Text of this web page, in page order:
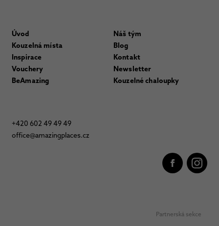
Úvod
Kouzelná místa
Inspirace
Vouchery
BeAmazing
Náš tým
Blog
Kontakt
Newsletter
Kouzelné chaloupky
+420 602 49 49 49
office@amazingplaces.cz
Partnerská sekce